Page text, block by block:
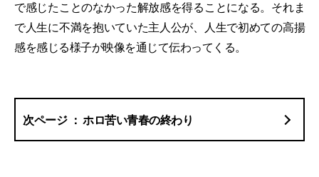
で感じたことのなかった解放感を得ることになる。それま
で人生に不満を抱いていた主人公が、人生で初めての高揚
感を感じる様子が映像を通じて伝わってくる。
ホロ苦い青春の終わり